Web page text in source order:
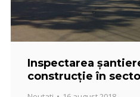
Inspectarea
construcție în